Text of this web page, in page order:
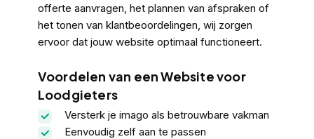
offerte aanvragen, het plannen van afspraken of
het tonen van klantbeoordelingen, wij zorgen
ervoor dat jouw website optimaal functioneert.
Voordelen van een Website voor
Loodgieters
Versterk je imago als betrouwbare vakman
Eenvoudig zelf aan te passen